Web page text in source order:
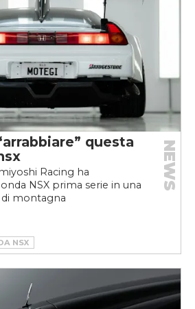
questa
Racing ha
NSX prima serie in una
di montagna
NEWS
NSX